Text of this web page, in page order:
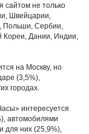
сайтом не только
Швейцарии,
Польши, Сербии,
Кореи, Дании, Индии,
на Москву, но
(3,5%),
городах.
интересуется
автомобилями
для них (25,9%),